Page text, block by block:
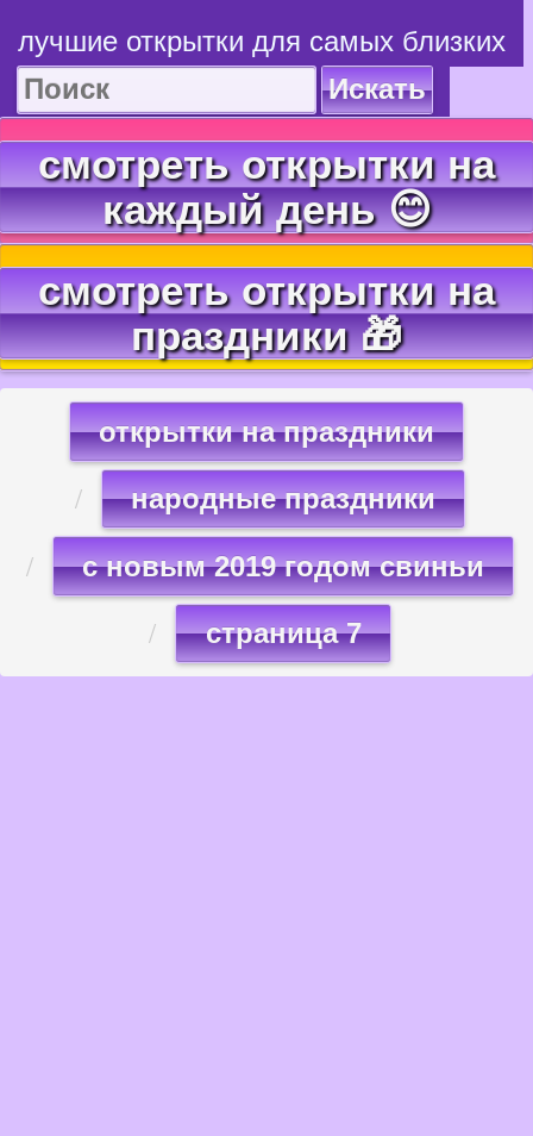
лучшие открытки для самых близких
Искать
смотреть открытки на
каждый день 😊
смотреть открытки на
праздники 🎁
открытки на праздники
народные праздники
с новым 2019 годом свиньи
страница 7